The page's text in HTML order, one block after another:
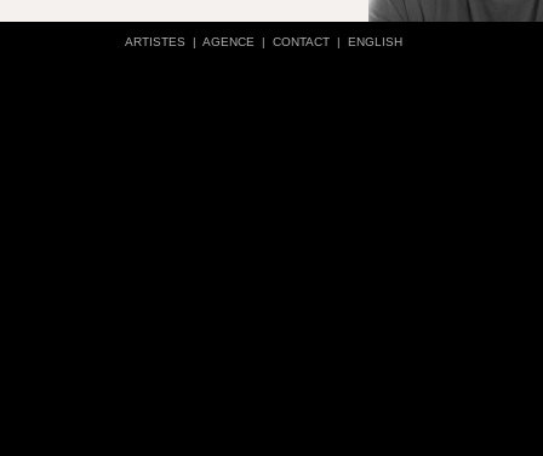
ARTISTES | AGENCE | CONTACT | ENGLISH